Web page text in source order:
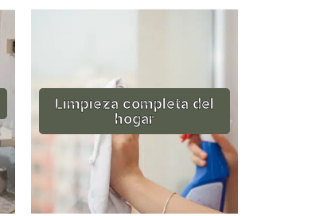
Limpieza completa del
hogar